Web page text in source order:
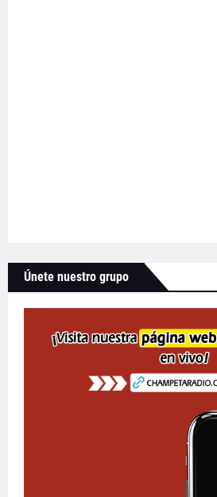
Únete nuestro grupo